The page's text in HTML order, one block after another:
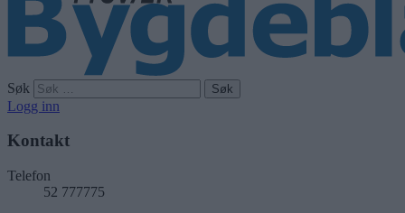
Søk
Logg inn
Kontakt
Telefon
52 777775